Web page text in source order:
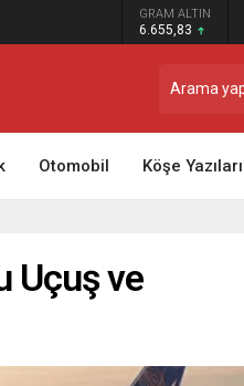
GRAM ALTIN
6.655,83
Otomobil Köşe Yazıları
Uçuş ve